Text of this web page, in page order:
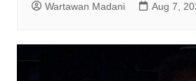
Wartawan Madani Aug 7,